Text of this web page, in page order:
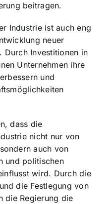
beitragen.
Industrie ist auch eng
neuer
Durch Investitionen in
Unternehmen ihre
und
dass die
nicht nur von
auch von
und politischen
wird. Durch die
die Festlegung von
die Regierung die